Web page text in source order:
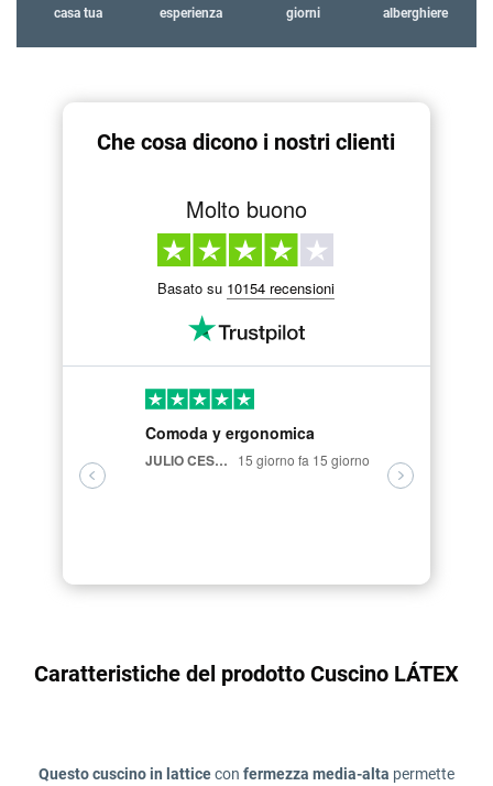
casa tua esperienza giorni alberghiere
Che cosa dicono i nostri clienti
Molto buono
Basato su 10154 recensioni
Comoda y ergonomica
JULIO CESAR VELASCO CARRION, 15 giorno fa 15 giorno
Caratteristiche del prodotto Cuscino LÁTEX
Questo cuscino in latticecon fermezza media-alta permette